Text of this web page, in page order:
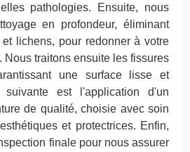
pathologies. Ensuite, nous
en profondeur, éliminant
lichens, pour redonner à votre
Nous traitons ensuite les fissures
une surface lisse et
suivante est l'application d'un
de qualité, choisie avec soin
et protectrices. Enfin,
finale pour nous assurer